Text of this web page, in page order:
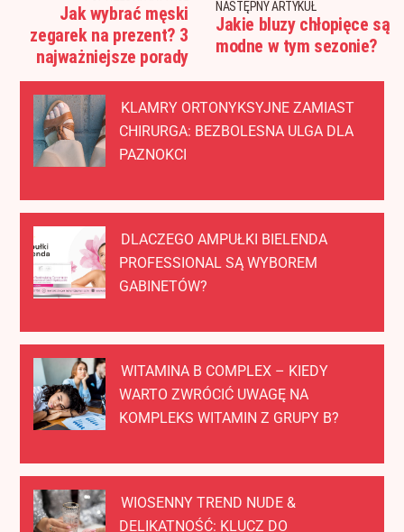
Jak wybrać męski
zegarek na prezent? 3
najważniejsze porady
NASTĘPNY ARTYKUŁ
Jakie bluzy chłopięce są
modne w tym sezonie?
KLAMRY ORTONYKSYJNE ZAMIAST
CHIRURGA: BEZBOLESNA ULGA DLA
PAZNOKCI
DLACZEGO AMPUŁKI BIELENDA
PROFESSIONAL SĄ WYBOREM
GABINETÓW?
WITAMINA B COMPLEX – KIEDY
WARTO ZWRÓCIĆ UWAGĘ NA
KOMPLEKS WITAMIN Z GRUPY B?
WIOSENNY TREND NUDE &
DELIKATNOŚĆ: KLUCZ DO